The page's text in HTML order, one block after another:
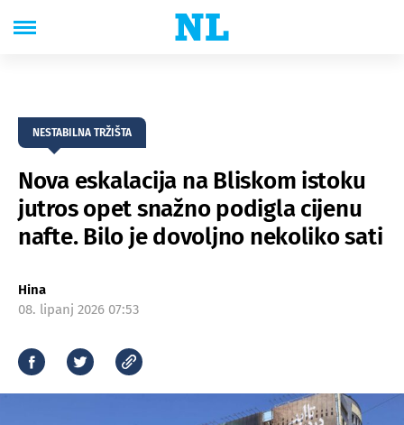
NESTABILNA TRŽIŠTA
Nova eskalacija na Bliskom istoku
jutros opet snažno podigla cijenu
nafte. Bilo je dovoljno nekoliko sati
Hina
08. lipanj 2026 07:53